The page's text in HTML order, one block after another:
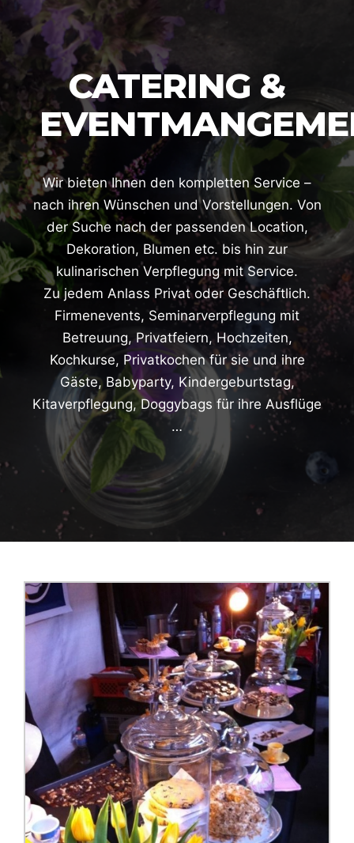
CATERING &
Wir bieten Ihnen den kompletten Service –
nach ihren Wünschen und Vorstellungen. Von
der Suche nach der passenden Location,
Dekoration, Blumen etc. bis hin zur
kulinarischen Verpflegung mit Service.
Zu jedem Anlass Privat oder Geschäftlich.
Firmenevents, Seminarverpflegung mit
Betreuung, Privatfeiern, Hochzeiten,
Kochkurse, Privatkochen für sie und ihre
Gäste, Babyparty, Kindergeburtstag,
Kitaverpflegung, Doggybags für ihre Ausflüge
…